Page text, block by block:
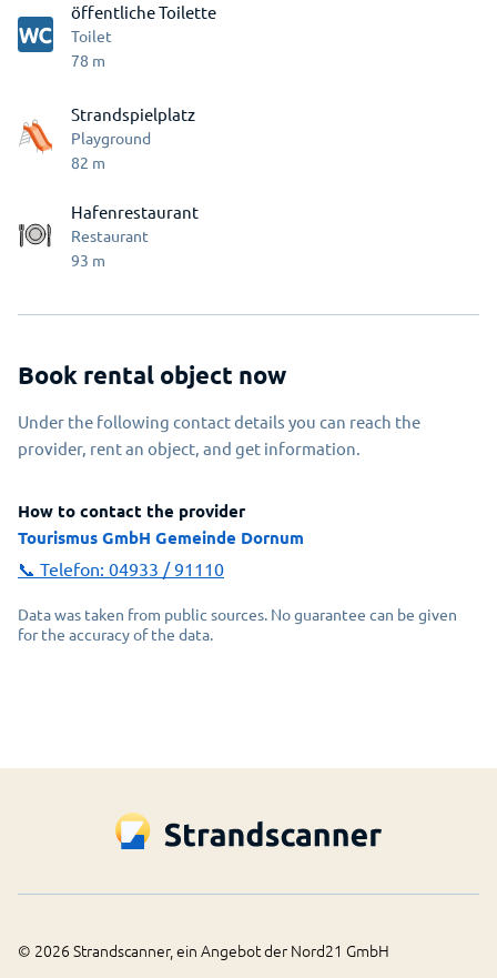
öffentliche Toilette
Toilet
78 m
Strandspielplatz
Playground
82 m
Hafenrestaurant
Restaurant
93 m
Book rental object now
Under the following contact details you can reach the
provider, rent an object, and get information.
How to contact the provider
Tourismus GmbH Gemeinde Dornum
📞 Telefon: 04933 / 91110
Data was taken from public sources. No guarantee can be given
for the accuracy of the data.
© 2026 Strandscanner, ein Angebot der Nord21 GmbH